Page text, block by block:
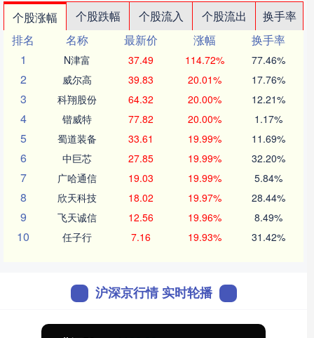
个股涨幅 个股跌幅 个股流入 个股流出
换手率
排名
名称 最新价 涨幅
换手率
1
N津富 37.49 114.72% 77.46%
2 威尔高 39.83 20.01% 17.76%
3 科翔股份 64.32 20.00% 12.21%
4 锴威特 77.82 20.00% 1.17%
5 蜀道装备 33.61 19.99% 11.69%
6 中巨芯 27.85 19.99% 32.20%
7 广哈通信 19.03 19.99% 5.84%
8 欣天科技 18.02 19.97% 28.44%
9 飞天诚信 12.56 19.96% 8.49%
10 任子行 7.16 19.93% 31.42%
沪深京行情 实时轮播